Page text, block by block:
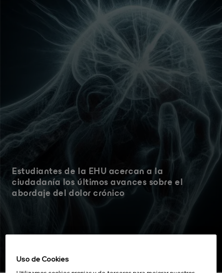
Estudiantes de la EHU acercan a la
ciudadanía los últimos avances sobre el
abordaje del dolor crónico
Uso de Cookies